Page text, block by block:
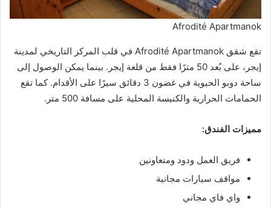
Afrodité Apartmanok
تقع شقق Afrodité Apartmanok في قلب المركز التاريخي لمدينة
إيجر، على بُعد 50 مترًا فقط من قلعة إيجر. بينما يمكن الوصول إلى
ساحة دوبو الحيوية في غضون 3 دقائق سيرًا على الأقدام. كما تقع
الحمامات الحرارية والكنيسة المحلية على مسافة 500 متر.
مميزات الفندق:
فريق العمل ودود ومتعاونين
مواقف سيارات مجانية
واي فاي مجاني